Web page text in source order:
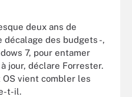
deux ans de
décalage des budgets -,
7, pour entamer
jour, déclare Forrester.
vient combler les
t-il.